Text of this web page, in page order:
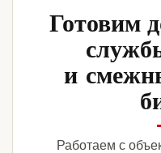
Готовим
и
Работаем с